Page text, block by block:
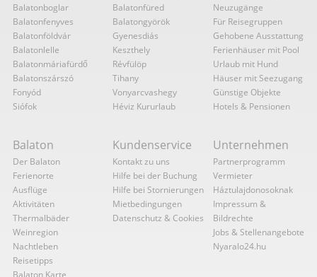
Balatonboglar
Balatonfenyves
Balatonföldvár
Balatonlelle
Balatonmáriafürdő
Balatonszárszó
Fonyód
Siófok
Balatonfüred
Balatongyörök
Gyenesdiás
Keszthely
Révfülöp
Tihany
Vonyarcvashegy
Héviz Kururlaub
Neuzugänge
Für Reisegruppen
Gehobene Ausstattung
Ferienhäuser mit Pool
Urlaub mit Hund
Häuser mit Seezugang
Günstige Objekte
Hotels & Pensionen
Balaton
Der Balaton
Ferienorte
Ausflüge
Aktivitäten
Thermalbäder
Weinregion
Nachtleben
Reisetipps
Balaton Karte
Kundenservice
Kontakt zu uns
Hilfe bei der Buchung
Hilfe bei Stornierungen
Mietbedingungen
Datenschutz & Cookies
Unternehmen
Partnerprogramm
Vermieter
Háztulajdonosoknak
Impressum &
Bildrechte
Jobs & Stellenangebote
Nyaralo24.hu